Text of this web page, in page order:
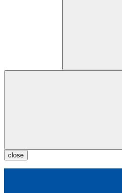
close